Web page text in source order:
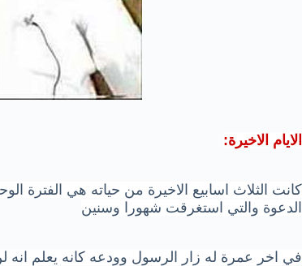
الايام الاخيرة:
كانت الثلاث اسابيع الاخيرة من حياته هي الفترة
الدعوة والتي استغرقت شهورا وسنين
في اخر عمرة له زار الرسول وودعه كانه يعلم انه لن